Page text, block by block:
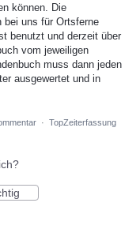
können. Die
bei uns für Ortsferne
benutzt und derzeit über
vom jeweiligen
muss dann jeden
ausgewertet und in
· TopZeiterfassung